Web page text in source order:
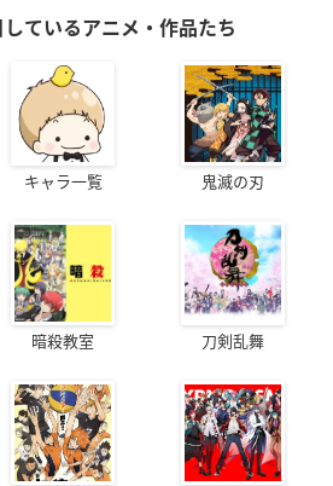
ているアニメ・作品たち
キャラ一覧 鬼滅の刃
暗殺教室 刀剣乱舞